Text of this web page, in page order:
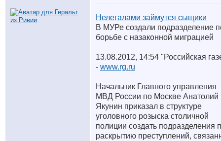
Нелегалами займутся сыщики
В МУРе создали подразделение
борьбе с назаконной миграцией
13.08.2012, 14:54 "Российская
- www.rg.ru
Начальник Главного управления
МВД России по Москве Анатолий
Якунин приказал в структуре
уголовного розыска столичной
полиции создать подразделения
раскрытию преступлений,